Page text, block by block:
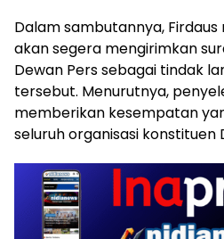
Dalam sambutannya, Firdaus
akan segera mengirimkan
Dewan Pers sebagai tindak
tersebut. Menurutnya,
memberikan kesempatan
seluruh organisasi konstituen